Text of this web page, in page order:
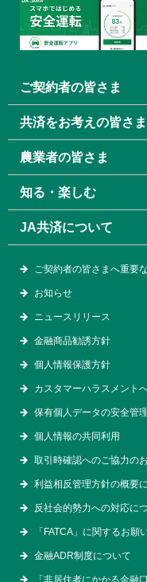
ご契約者の皆さま
共済をお考えの皆さま
農業者の皆さま
知る・楽しむ
JA共済について
ご契約者の皆さまへ重要
お知らせ
ニュースリリース
金融商品勧誘方針
個人情報保護方針
カスタマーハラスメント
保有個人データの安全管
個人情報の共同利用
取引時確認へのご協力の
利益相反管理方針の概要
反社会的勢力への対応に
「FATCA」に関するお願
金融ADR制度について
「非居住者にかかる金融